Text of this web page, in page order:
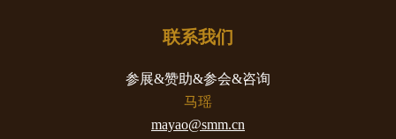
联系我们
参展&赞助&参会&咨询
马瑶
mayao@smm.cn